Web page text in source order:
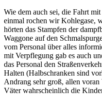
Wie dem auch sei, die Fahrt
einmal rochen wir Kohlegase,
hörten das Stampfen der
Waggone auf den
vom Personal über alles
mit Verpflegung gab es auch
das Personal den
Halten (Halbschranken sind
Andrang sehr groß, allen
Väter wahrscheinlich die